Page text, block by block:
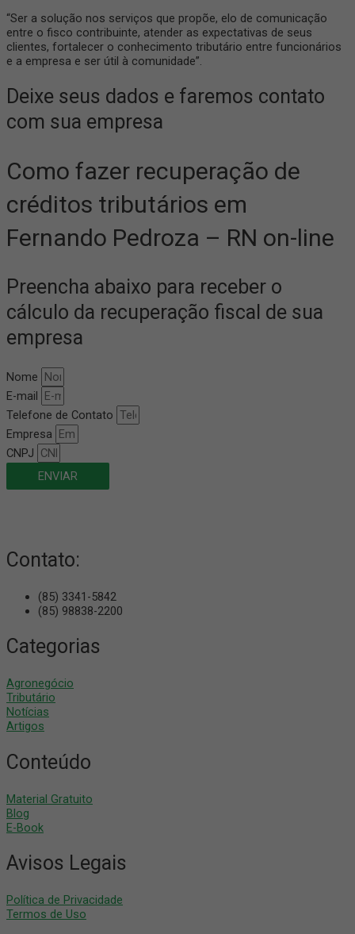
“Ser a solução nos serviços que propõe, elo de comunicação
entre o fisco contribuinte, atender as expectativas de seus
clientes, fortalecer o conhecimento tributário entre funcionários
e a empresa e ser útil à comunidade”.
Deixe seus dados e faremos contato
com sua empresa
Como fazer recuperação de
créditos tributários em
Fernando Pedroza – RN on-line
Preencha abaixo para receber o
cálculo da recuperação fiscal de sua
empresa
Nome
E-mail
Telefone de Contato
Empresa
CNPJ
ENVIAR
Contato:
(85) 3341-5842
(85) 98838-2200
Categorias
Agronegócio
Tributário
Notícias
Artigos
Conteúdo
Material Gratuito
Blog
E-Book
Avisos Legais
Política de Privacidade
Termos de Uso